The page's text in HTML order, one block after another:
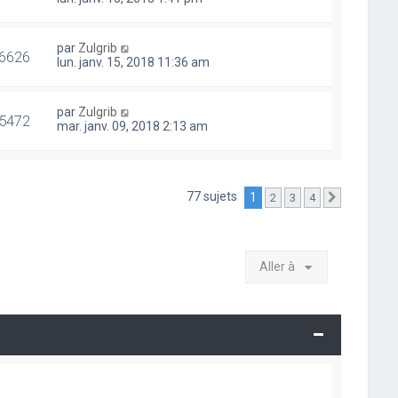
par Zulgrib
lun. janv. 15, 2018 11:36 am
par Zulgrib
mar. janv. 09, 2018 2:13 am
77 sujets 1 2 3 4
Aller à